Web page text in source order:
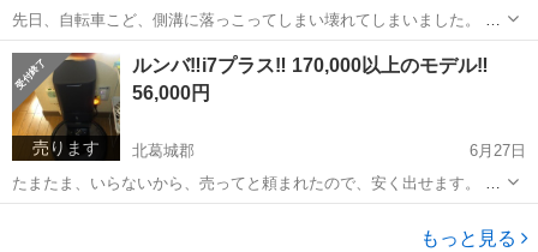
先日、自転車こど、側溝に落っこってしまい壊れてしまいました。 誰
か、ママチャリの出来たらギア付きを譲って頂けたら、心から助かり
ます。 申し訳ありませんけど、出来ましたら宜しくお願い致します🙇‍♀️
奈良 北葛城郡 志都美駅 買いたい/ください 側溝
売ります
ルンバ‼️i7プラス‼️ 170,000以上のモデル‼️
56,000円
北葛城郡
6月27日
たまたま、いらないから、売ってと頼まれたので、安く出せます。 ド
ックでルンバのゴミを回収してくれるので、ルンバはいつまでも、手
入れしなくて大丈夫らしいので、大変便利なロボット掃除機らしいで
もっと見る